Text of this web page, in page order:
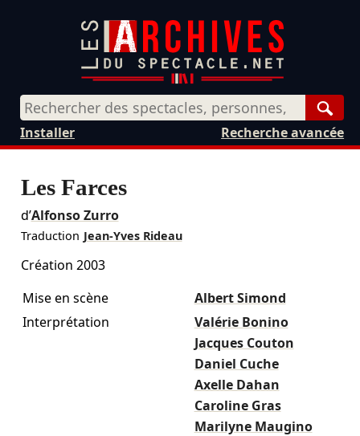
Recherche avancée
Installer
Les Farces
d’Alfonso Zurro
Traduction Jean-Yves Rideau
Création 2003
Mise en scène
Albert Simond
Interprétation
Valérie Bonino
Jacques Couton
Daniel Cuche
Axelle Dahan
Caroline Gras
Marilyne Maugino